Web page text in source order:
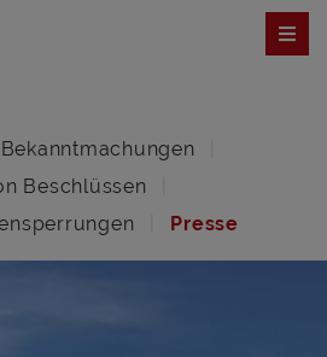
Beschlüssen
Presse